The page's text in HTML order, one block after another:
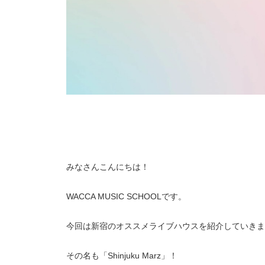
みなさんこんにちは！
WACCA MUSIC SCHOOLです。
今回は新宿のオススメライブハウスを紹介していき
その名も「Shinjuku Marz」！